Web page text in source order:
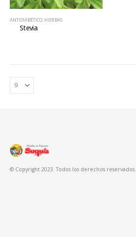
ANTIDIABÉTICO, HIERBAS
Stevia
© Copyright 2023. Todos los derechos reservados.